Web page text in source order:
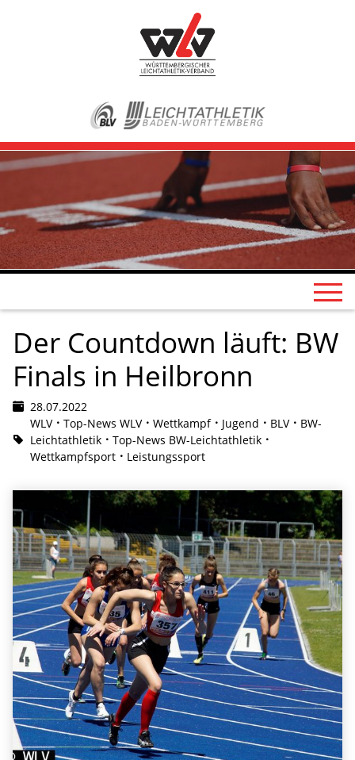
Der Countdown läuft: BW
Finals in Heilbronn
28.07.2022
WLV
Top-News WLV Wettkampf Jugend BLV
BW-
Leichtathletik
Top-News BW-Leichtathletik
Wettkampfsport
Leistungssport